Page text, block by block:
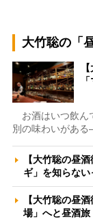
大竹聡の「
お酒はいつ飲ん
別の味わいがあ
【大竹聡の昼
ギ」を知らな
【大竹聡の昼
場」へと昼酒